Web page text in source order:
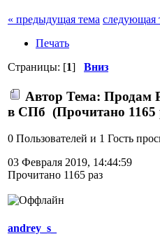
« предыдущая тема следующая
Печать
Страницы: [1] Вниз
Автор Тема: Продам
в СПб (Прочитано 1165
0 Пользователей и 1 Гость
03 Февраля 2019, 14:44:59
Прочитано 1165 раз
andrey_s_